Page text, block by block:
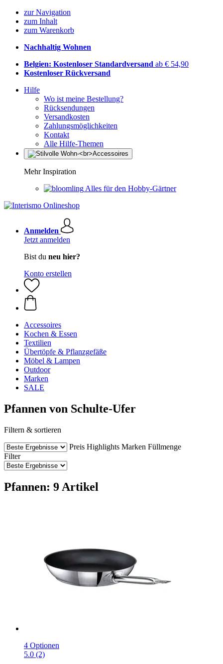
zur Navigation
zum Inhalt
zum Warenkorb
Nachhaltig Wohnen
Belgien: Kostenloser Standardversand ab € 54,90
Kostenloser Rückversand
Hilfe
Wo ist meine Bestellung?
Rücksendungen
Versandkosten
Zahlungsmöglichkeiten
Kontakt
Alle Hilfe-Themen
Mehr Inspiration
Alles für den Hobby-Gärtner
Anmelden
Jetzt anmelden
Bist du neu hier?
Konto erstellen
Accessoires
Kochen & Essen
Textilien
Übertöpfe & Pflanzgefäße
Möbel & Lampen
Outdoor
Marken
SALE
Pfannen von Schulte-Ufer
Filtern & sortieren
Preis Highlights Marken Füllmenge
Filter
Pfannen: 9 Artikel
4 Optionen
5.0 (2)